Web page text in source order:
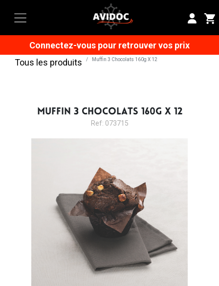
Connectez-vous pour retrouver vos prix
Tous les produits
Muffin 3 Chocolats 160g X 12
MUFFIN 3 CHOCOLATS 160G X 12
Ref: 073715